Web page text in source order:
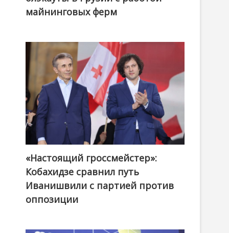
майнинговых ферм
@ქართული ოცნება / Georgian Dream
«Настоящий гроссмейстер»:
Кобахидзе сравнил путь
Иванишвили с партией против
оппозиции